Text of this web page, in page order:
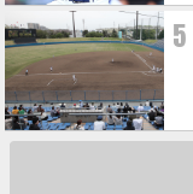
5